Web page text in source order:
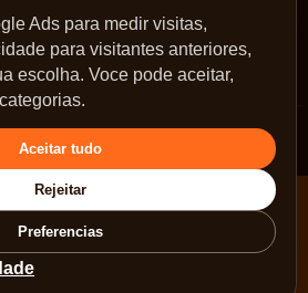
dos nossos encontros,
Sol Nascente.
·
página inicial
Ads para medir visitas,
para visitantes anteriores,
escolha. Voce pode aceitar,
Aceitar tudo
Rejeitar
Preferencias